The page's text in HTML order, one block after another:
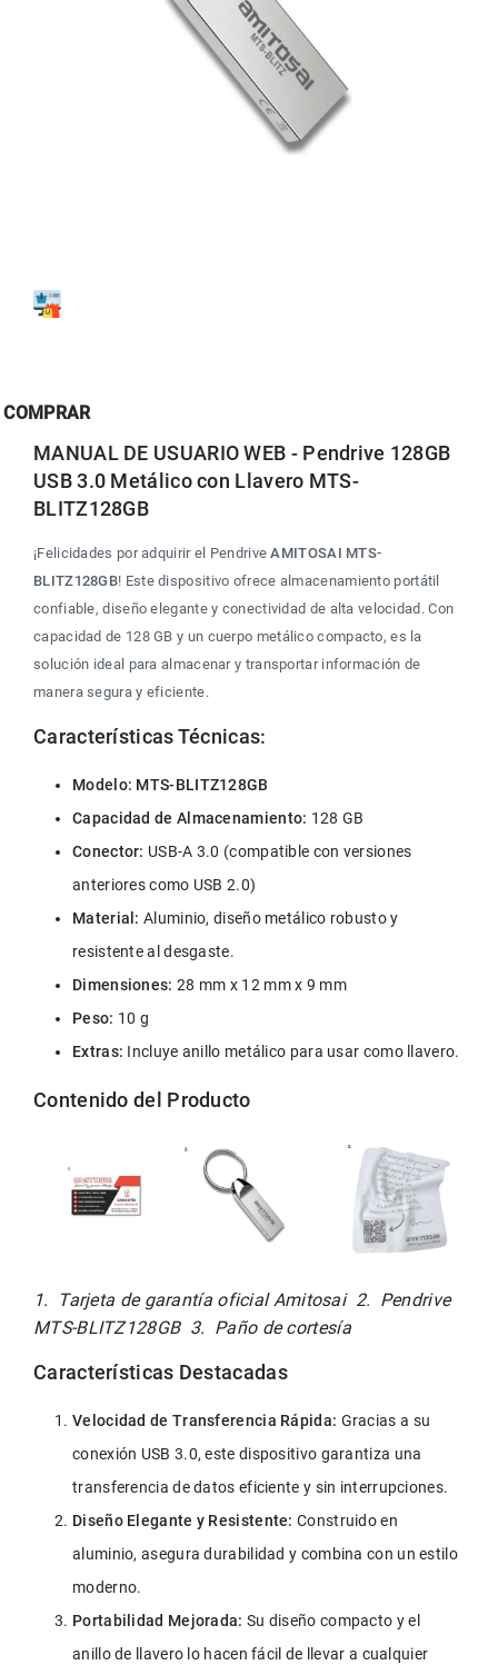
COMPRAR
MANUAL DE USUARIO WEB - Pendrive 128GB
USB 3.0 Metálico con Llavero MTS-
BLITZ128GB
¡Felicidades por adquirir el Pendrive AMITOSAI MTS-
BLITZ128GB! Este dispositivo ofrece almacenamiento portátil
confiable, diseño elegante y conectividad de alta velocidad. Con
capacidad de 128 GB y un cuerpo metálico compacto, es la
solución ideal para almacenar y transportar información de
manera segura y eficiente.
Características Técnicas:
Modelo: MTS-BLITZ128GB
Capacidad de Almacenamiento: 128 GB
Conector: USB-A 3.0 (compatible con versiones
anteriores como USB 2.0)
Material: Aluminio, diseño metálico robusto y
resistente al desgaste.
Dimensiones: 28 mm x 12 mm x 9 mm
Peso: 10 g
Extras: Incluye anillo metálico para usar como llavero.
Contenido del Producto
1.  Tarjeta de garantía oficial Amitosai  2.  Pendrive
MTS-BLITZ128GB  3.  Paño de cortesía
Características Destacadas
Velocidad de Transferencia Rápida: Gracias a su
conexión USB 3.0, este dispositivo garantiza una
transferencia de datos eficiente y sin interrupciones.
Diseño Elegante y Resistente: Construido en
aluminio, asegura durabilidad y combina con un estilo
moderno.
Portabilidad Mejorada: Su diseño compacto y el
anillo de llavero lo hacen fácil de llevar a cualquier